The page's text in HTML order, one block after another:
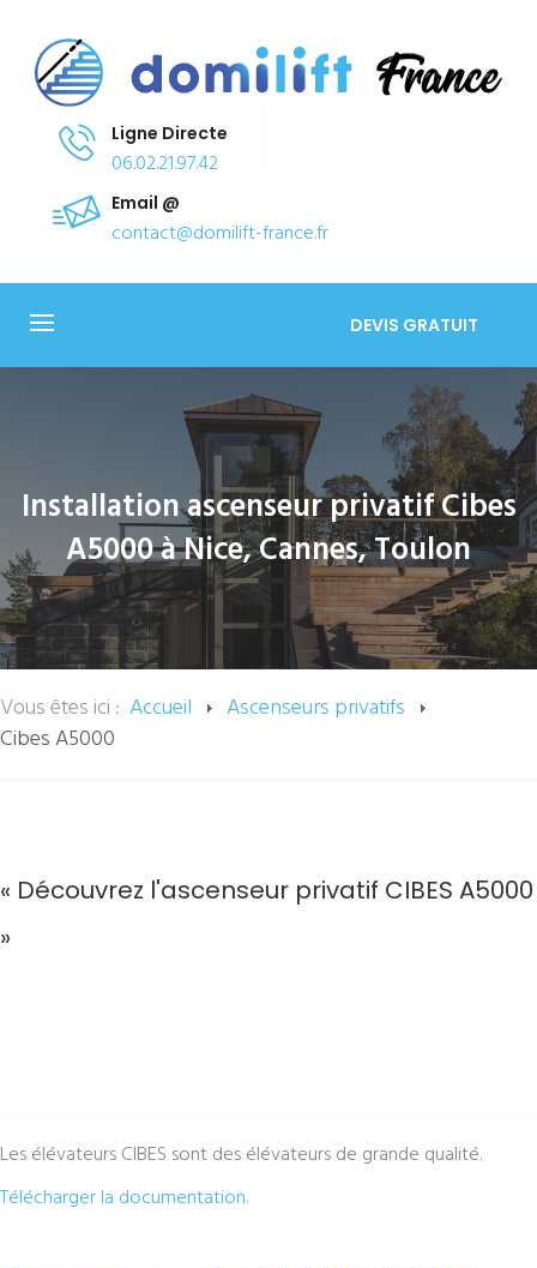
Ligne Directe
06.02.21.97.42
Email @
contact@domilift-france.fr
DEVIS GRATUIT
Installation ascenseur privatif Cibes
A5000 à Nice, Cannes, Toulon
Vous êtes ici : Accueil
Ascenseurs privatifs
Cibes A5000
« Découvrez l'ascenseur privatif CIBES A5000
»
Les élévateurs CIBES sont des élévateurs de grande qualité.
Télécharger la documentation.